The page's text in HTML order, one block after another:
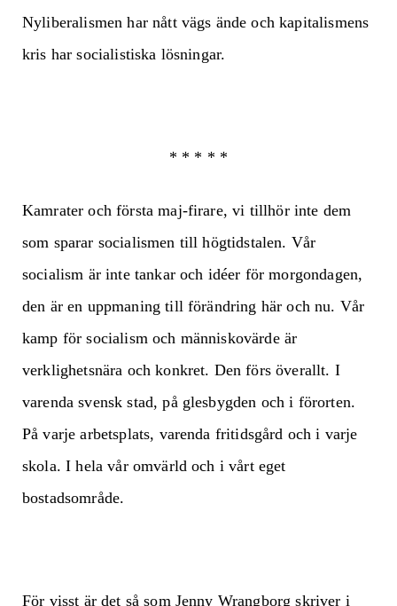
Nyliberalismen har nått vägs ände och kapitalismens
kris har socialistiska lösningar.
* * * * *
Kamrater och första maj-firare, vi tillhör inte dem
som sparar socialismen till högtidstalen. Vår
socialism är inte tankar och idéer för morgondagen,
den är en uppmaning till förändring här och nu. Vår
kamp för socialism och människovärde är
verklighetsnära och konkret. Den förs överallt. I
varenda svensk stad, på glesbygden och i förorten.
På varje arbetsplats, varenda fritidsgård och i varje
skola. I hela vår omvärld och i vårt eget
bostadsområde.
För visst är det så som Jenny Wrangborg skriver i